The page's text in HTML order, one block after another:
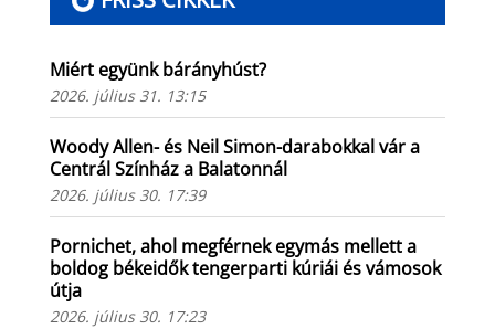
Miért együnk bárányhúst?
2026. július 31. 13:15
Woody Allen- és Neil Simon-darabokkal vár a
Centrál Színház a Balatonnál
2026. július 30. 17:39
Pornichet, ahol megférnek egymás mellett a
boldog békeidők tengerparti kúriái és vámosok
útja
2026. július 30. 17:23